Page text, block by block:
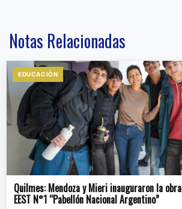
Notas Relacionadas
EDUCACIÒN
Quilmes: Mendoza y Mieri inauguraron la
EEST N°1 “Pabellón Nacional Argentino”